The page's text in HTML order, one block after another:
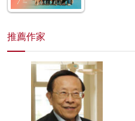
推薦作家